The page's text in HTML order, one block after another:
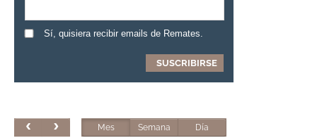
Sí, quisiera recibir emails de Remates.
Mes Semana Día